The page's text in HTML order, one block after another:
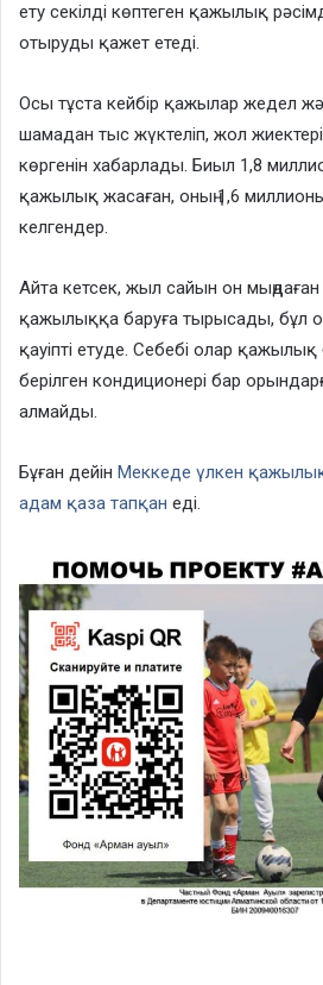
ету секілді көптеген қажылық
отыруды қажет етеді.
Осы тұста кейбір қажылар жедел
шамадан тыс жүктеліп, жол
көргенін хабарлады. Биыл 1,8
қажылық жасаған, оның 1,6
келгендер.
Айта кетсек, жыл сайын он
қажылыққа баруға тырысады, бұл
қауіпті етуде. Себебі олар
берілген кондиционері бар
алмайды.
Бұған дейін Меккеде үлкен
адам қаза тапқан еді.